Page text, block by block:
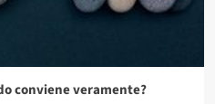
conviene veramente?